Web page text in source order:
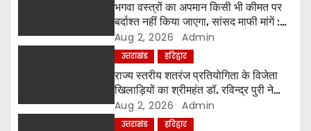
i
n
भगवा वस्त्रों का अपमान किसी भी कीमत पर
बर्दाश्त नहीं किया जाएगा, सांसद माफी मांगें :
श्रीमहंत डॉ. रविंद्र पुरी महाराज
Aug 2, 2026 Admin
उत्तराखंड हरिद्वार
राज्य स्तरीय शतरंज प्रतियोगिता के विजेता
खिलाड़ियों का श्रीमहंत डॉ. रविन्द्र पुरी ने
किया सम्मान
Aug 2, 2026 Admin
उत्तराखंड हरिद्वार